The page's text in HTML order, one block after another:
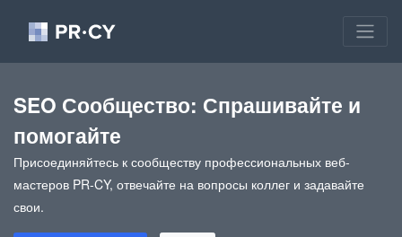
SEO Сообщество: Спрашивайте и
помогайте
Присоединяйтесь к сообществу профессиональных веб-
мастеров PR-CY, отвечайте на вопросы коллег и задавайте
свои.